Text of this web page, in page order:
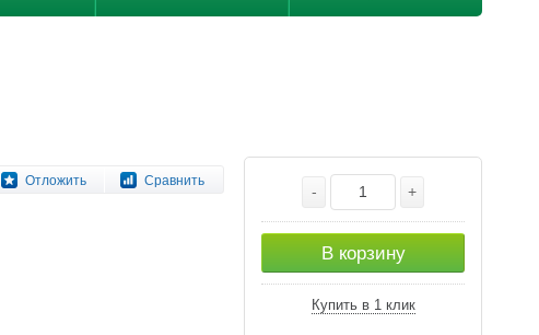
Отложить Сравнить
- +
В корзину
Купить в 1 клик